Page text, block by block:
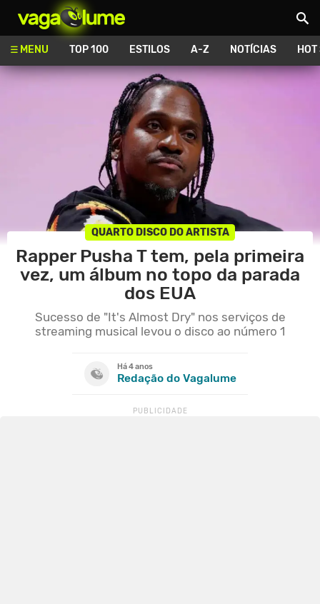
MENU TOP 100 ESTILOS A-Z NOTÍCIAS
QUARTO DISCO DO ARTISTA
Rapper Pusha T tem, pela primeira
vez, um álbum no topo da parada
dos EUA
Sucesso de "It's Almost Dry" nos serviços de
streaming musical levou o disco ao número 1
Há 4 anos
Redação do Vagalume